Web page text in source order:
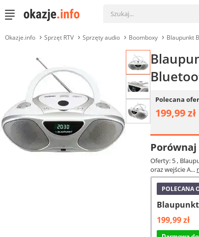
Okazje.info Sprzęt RTV Sprzęty audio Boomboxy Blaupunkt
Polecana
199,99 zł
Porównaj
Oferty: 5,
oraz wejście A...
POLECANA
Blaupunkt
199,99 zł